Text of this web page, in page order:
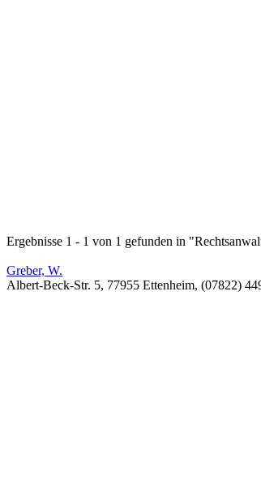
Ergebnisse 1 - 1 von 1 gefunden in
Greber, W.
Albert-Beck-Str. 5, 77955 Ettenheim, (07822)